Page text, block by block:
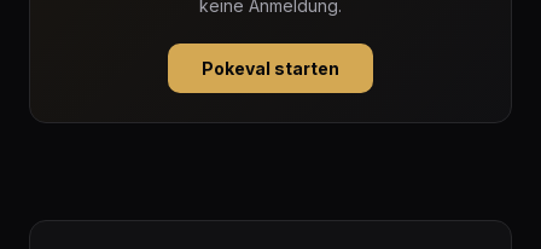
keine Anmeldung.
Pokeval starten